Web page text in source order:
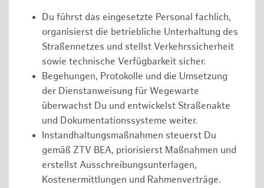
Du führst das eingesetzte Personal fachlich,
organisierst die betriebliche Unterhaltung des
Straßennetzes und stellst Verkehrssicherheit
sowie technische Verfügbarkeit sicher.
Begehungen, Protokolle und die Umsetzung
der Dienstanweisung für Wegewarte
überwachst Du und entwickelst Straßenakte
und Dokumentationssysteme weiter.
Instandhaltungsmaßnahmen steuerst Du
gemäß ZTV BEA, priorisierst Maßnahmen und
erstellst Ausschreibungsunterlagen,
Kostenermittlungen und Rahmenverträge.